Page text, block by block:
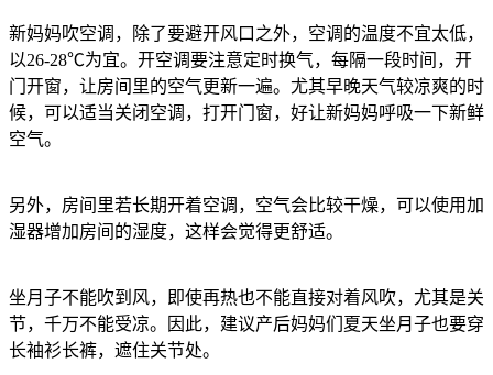
新妈妈吹空调，除了要避开风口之外，空调的温度不宜太低，
以26-28℃为宜。开空调要注意定时换气，每隔一段时间，开
门开窗，让房间里的空气更新一遍。尤其早晚天气较凉爽的时
候，可以适当关闭空调，打开门窗，好让新妈妈呼吸一下新鲜
空气。
另外，房间里若长期开着空调，空气会比较干燥，可以使用加
湿器增加房间的湿度，这样会觉得更舒适。
坐月子不能吹到风，即使再热也不能直接对着风吹，尤其是关
节，千万不能受凉。因此，建议产后妈妈们夏天坐月子也要穿
长袖衫长裤，遮住关节处。